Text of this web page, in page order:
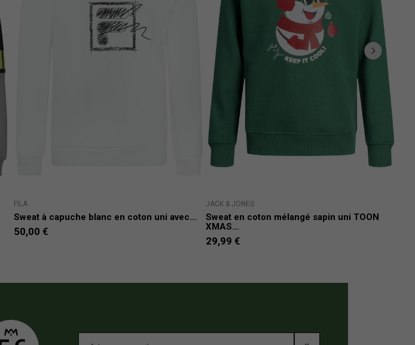
FILA
Sweat à capuche blanc en coton uni avec...
50,00 €
JACK & JONES
Sweat en coton mélangé sapin uni TOON
XMAS...
29,99 €